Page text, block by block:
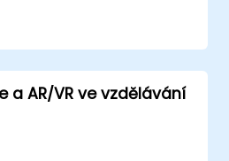
učení k vylepšení
a personalizaci.
časové zpracování
s pomocí umělé
a AR/VR ve vzdělávání